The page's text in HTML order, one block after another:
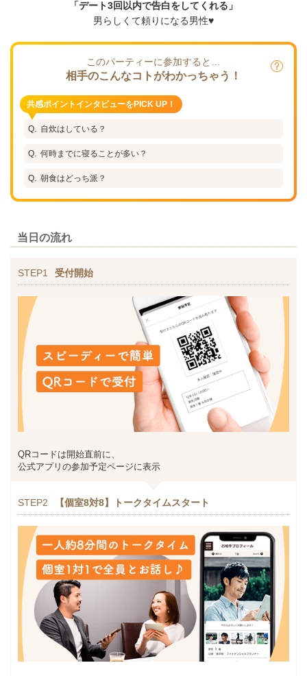
「デート3回以内で告白をしてくれる」
男らしくて頼りになる男性♥
このパーティーに参加すると…
相手のこんなコトがわかっちゃう！
共感ポイントインタビューをPICK UP！
自炊はしている？
何時までに寝ることが多い？
朝食はどっち派？
当日の流れ
STEP1 受付開始
QRコードは開始直前に、
公式アプリの参加予定ページに表示
STEP2 【個室8対8】トークタイムスタート